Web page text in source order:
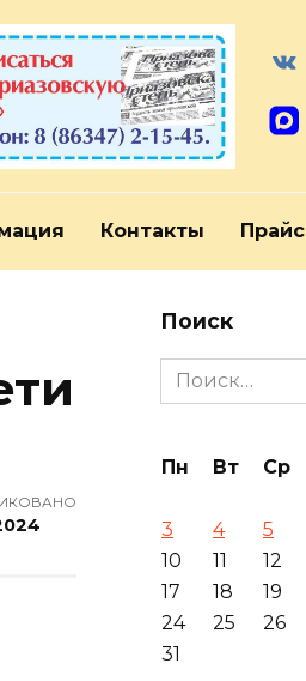
Контакты Прайс
Поиск
Search
for:
Пн Вт Ср
3
4 5
10
11 12
17
18 19
24
25 26
31